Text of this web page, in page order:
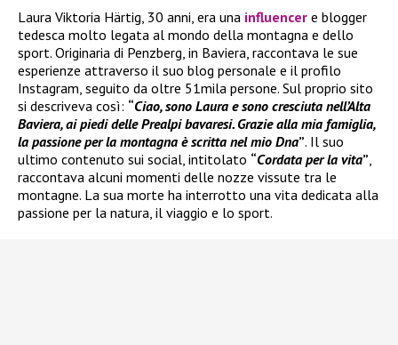
Laura Viktoria Härtig, 30 anni, era una influencer e blogger
tedesca molto legata al mondo della montagna e dello
sport. Originaria di Penzberg, in Baviera, raccontava le sue
esperienze attraverso il suo blog personale e il profilo
Instagram, seguito da oltre 51mila persone. Sul proprio sito
si descriveva così: “Ciao, sono Laura e sono cresciuta nell’Alta
Baviera, ai piedi delle Prealpi bavaresi. Grazie alla mia famiglia,
la passione per la montagna è scritta nel mio Dna”. Il suo
ultimo contenuto sui social, intitolato “Cordata per la vita”
raccontava alcuni momenti delle nozze vissute tra le
montagne. La sua morte ha interrotto una vita dedicata alla
passione per la natura, il viaggio e lo sport.